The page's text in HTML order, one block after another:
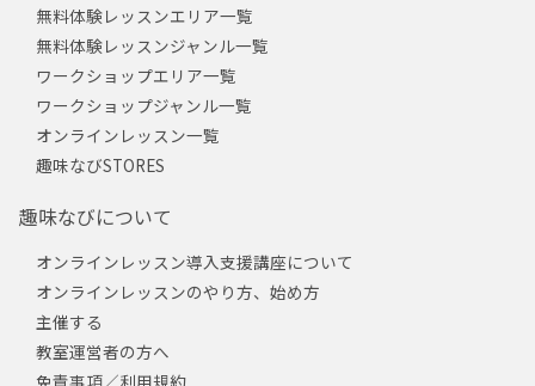
無料体験レッスンエリア一覧
無料体験レッスンジャンル一覧
ワークショップエリア一覧
ワークショップジャンル一覧
オンラインレッスン一覧
趣味なびSTORES
趣味なびについて
オンラインレッスン導入支援講座について
オンラインレッスンのやり方、始め方
主催する
教室運営者の方へ